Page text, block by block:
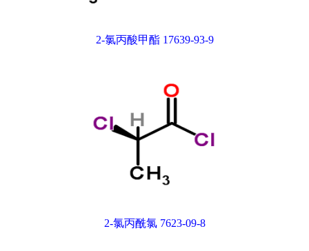
2-氯丙酸甲酯 17639-93-9
2-氯丙酰氯 7623-09-8